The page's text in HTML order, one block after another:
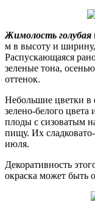
Жимолость голубая
м в высоту и
Распускающаяся
зеленые тона,
оттенок.
Небольшие цветки в
зелено-белого
плоды с сизоватым
пищу. Их
июля.
Декоративность
окраска может быть